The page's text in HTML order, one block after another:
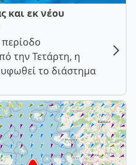
και εκ νέου
την Τετάρτη, η
το διάστημα